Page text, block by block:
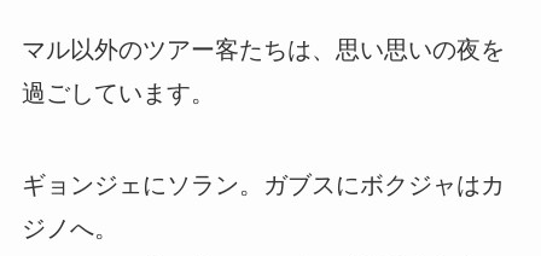
マル以外のツアー客たちは、思い思いの夜を
過ごしています。
ギョンジェにソラン。ガブスにボクジャはカ
ジノへ。